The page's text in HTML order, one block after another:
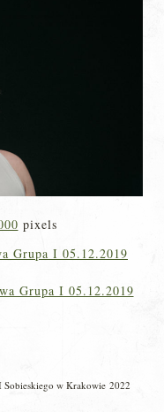
pixels
Grupa I 05.12.2019
Grupa I 05.12.2019
w Krakowie 2022